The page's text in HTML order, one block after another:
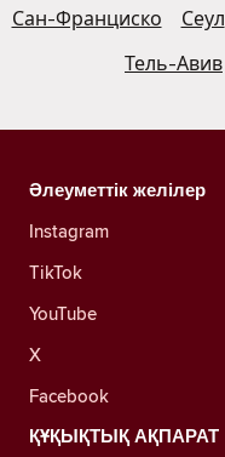
Сан-Франциско
Сеул
Тель-Авив
Әлеуметтік желілер
Instagram
TikTok
YouTube
X
Facebook
ҚҰҚЫҚТЫҚ АҚПАРАТ